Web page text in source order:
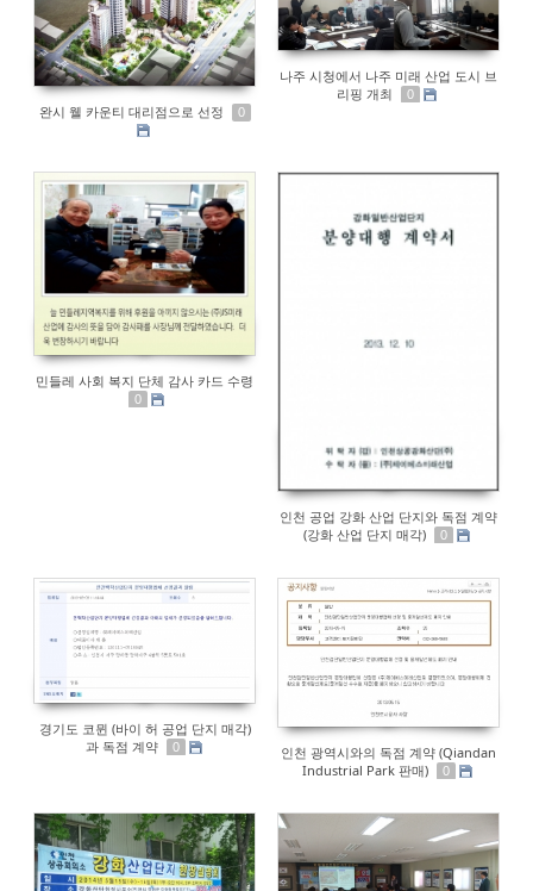
완시 웰 카운티 대리점으로 선정 0
나주 시청에서 나주 미래 산업 도시 브
리핑 개최
0
민들레 사회 복지 단체 감사 카드 수령
0
인천 공업 강화 산업 단지와 독점 계약
(강화 산업 단지 매각)
0
경기도 코뮌 (바이 허 공업 단지 매각)
과 독점 계약
0
인천 광역시와의 독점 계약 (Qiandan
Industrial Park 판매)
0